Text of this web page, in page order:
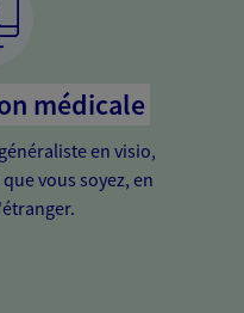
médicale
en visio,
vous soyez, en